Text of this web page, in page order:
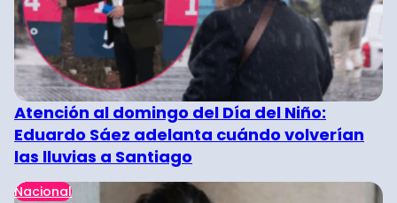
Atención al domingo del Día del Niño:
Eduardo Sáez adelanta cuándo volverían
las lluvias a Santiago
Nacional